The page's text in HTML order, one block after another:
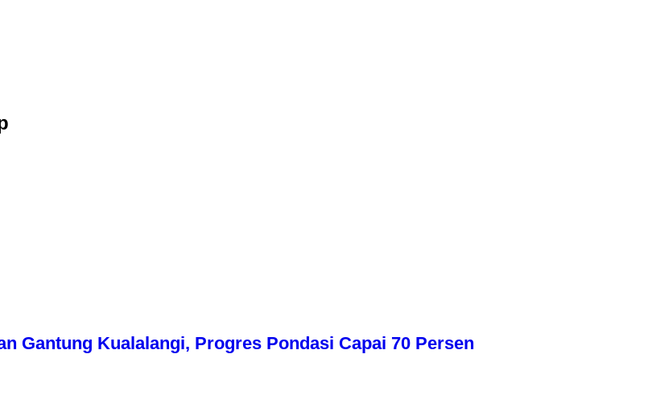
Gantung Kualalangi, Progres Pondasi Capai 70 Persen